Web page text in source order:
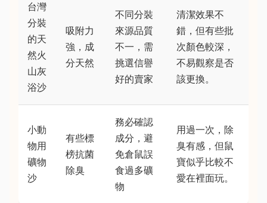
台灣
分裝
的天
然火
山灰
浴沙
吸附力
強，成
分天然
不同分裝
來源品質
不一，需
挑選信譽
好的賣家
清潔效果不
錯，但有些批
次顏色較深，
不易觀察是否
該更換。
小動
物用
礦物
沙
有些標
榜抗菌
除臭
務必確認
成分，避
免倉鼠誤
食過多礦
物
用過一次，除
臭有感，但鼠
寶似乎比較不
愛在裡面玩。